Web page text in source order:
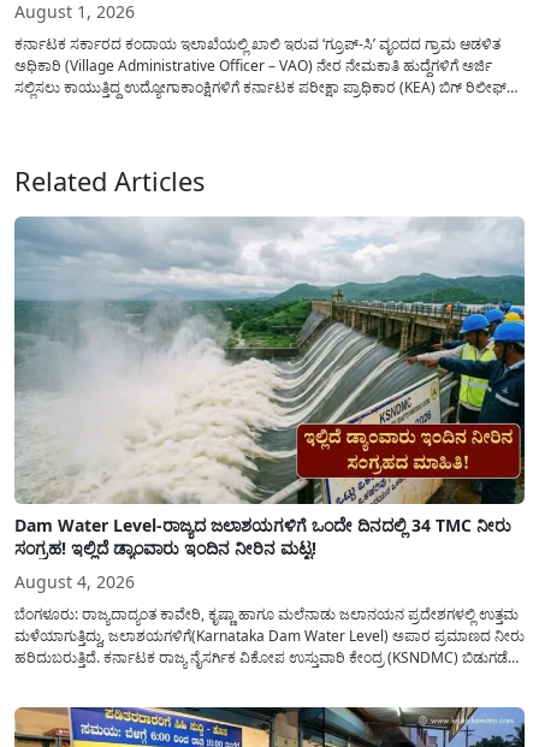
August 1, 2026
ಕರ್ನಾಟಕ ಸರ್ಕಾರದ ಕಂದಾಯ ಇಲಾಖೆಯಲ್ಲಿ ಖಾಲಿ ಇರುವ ‘ಗ್ರೂಪ್-ಸಿ’ ವೃಂದದ ಗ್ರಾಮ ಆಡಳಿತ
ಅಧಿಕಾರಿ (Village Administrative Officer – VAO) ನೇರ ನೇಮಕಾತಿ ಹುದ್ದೆಗಳಿಗೆ ಅರ್ಜಿ
ಸಲ್ಲಿಸಲು ಕಾಯುತ್ತಿದ್ದ ಉದ್ಯೋಗಾಕಾಂಕ್ಷಿಗಳಿಗೆ ಕರ್ನಾಟಕ ಪರೀಕ್ಷಾ ಪ್ರಾಧಿಕಾರ (KEA) ಬಿಗ್ ರಿಲೀಫ್
Related Articles
Dam Water Level-ರಾಜ್ಯದ ಜಲಾಶಯಗಳಿಗೆ ಒಂದೇ ದಿನದಲ್ಲಿ 34 TMC ನೀರು
ಸಂಗ್ರಹ! ಇಲ್ಲಿದೆ ಡ್ಯಾಂವಾರು ಇಂದಿನ ನೀರಿನ ಮಟ್ಟ!
August 4, 2026
ಬೆಂಗಳೂರು: ರಾಜ್ಯದಾದ್ಯಂತ ಕಾವೇರಿ, ಕೃಷ್ಣಾ ಹಾಗೂ ಮಲೆನಾಡು ಜಲಾನಯನ ಪ್ರದೇಶಗಳಲ್ಲಿ ಉತ್ತಮ
ಮಳೆಯಾಗುತ್ತಿದ್ದು, ಜಲಾಶಯಗಳಿಗೆ(Karnataka Dam Water Level) ಅಪಾರ ಪ್ರಮಾಣದ ನೀರು
ಹರಿದುಬರುತ್ತಿದೆ. ಕರ್ನಾಟಕ ರಾಜ್ಯ ನೈಸರ್ಗಿಕ ವಿಕೋಪ ಉಸ್ತುವಾರಿ ಕೇಂದ್ರ (KSNDMC) ಬಿಡುಗಡೆ